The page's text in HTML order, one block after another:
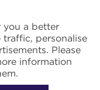
you a better
traffic, personalise
Please
information